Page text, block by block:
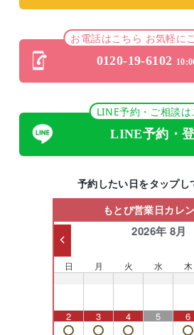
お電話はこちら お気軽に
0120-19-6102
LINE予約・ご相談は
LINE予約・
予約したい日をタップし
もとび営業日カレ
2026年 8月
日 月 火 水 木
2 3 4 5 6